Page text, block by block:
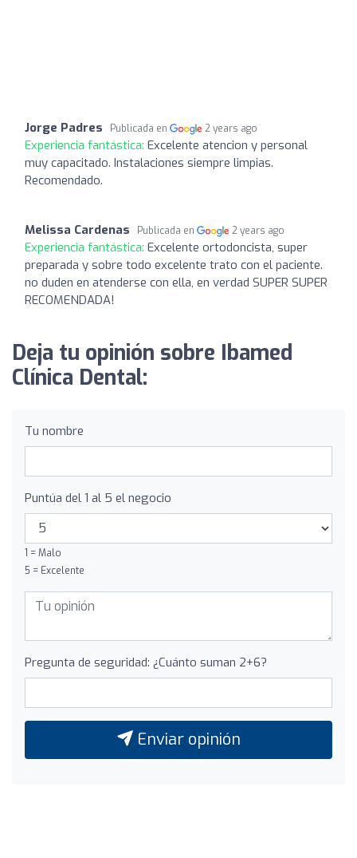
Jorge Padres Publicada en 2 years ago
Experiencia fantástica: Excelente atencion y personal
muy capacitado. Instalaciones siempre limpias.
Recomendado.
Melissa Cardenas Publicada en 2 years ago
Experiencia fantástica: Excelente ortodoncista, super
preparada y sobre todo excelente trato con el paciente.
no duden en atenderse con ella, en verdad SUPER SUPER
RECOMENDADA!
Deja tu opinión sobre Ibamed
Clínica Dental:
Tu nombre
Puntúa del 1 al 5 el negocio
1 = Malo
5 = Excelente
Pregunta de seguridad: ¿Cuánto suman 2+6?
Enviar opinión